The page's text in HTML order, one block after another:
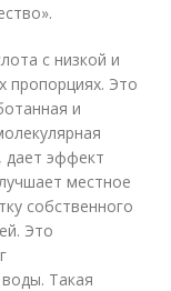
с низкой и
пропорциях. Это
и
дает эффект
местное
собственного
Это
Такая